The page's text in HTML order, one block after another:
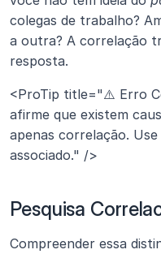
colegas de trabalho?
a outra? A correlação
resposta.
<ProTip title="⚠️ Erro
afirme que existem
apenas correlação.
associado." />
Pesquisa
Compreender essa